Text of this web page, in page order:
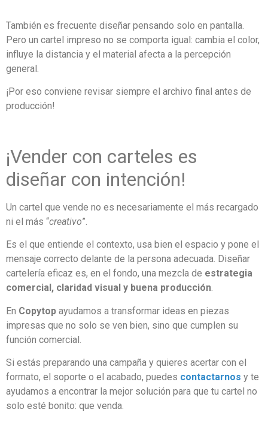
También es frecuente diseñar pensando solo en pantalla.
Pero un cartel impreso no se comporta igual: cambia el color,
influye la distancia y el material afecta a la percepción
general.
¡Por eso conviene revisar siempre el archivo final antes de
producción!
¡Vender con carteles es
diseñar con intención!
Un cartel que vende no es necesariamente el más recargado
ni el más “creativo”.
Es el que entiende el contexto, usa bien el espacio y pone el
mensaje correcto delante de la persona adecuada. Diseñar
cartelería eficaz es, en el fondo, una mezcla de estrategia
comercial, claridad visual y buena producción.
En Copytop ayudamos a transformar ideas en piezas
impresas que no solo se ven bien, sino que cumplen su
función comercial.
Si estás preparando una campaña y quieres acertar con el
formato, el soporte o el acabado, puedes contactarnos y te
ayudamos a encontrar la mejor solución para que tu cartel no
solo esté bonito: que venda.